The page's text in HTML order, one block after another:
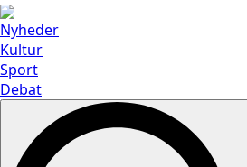
Nyheder
Kultur
Sport
Debat